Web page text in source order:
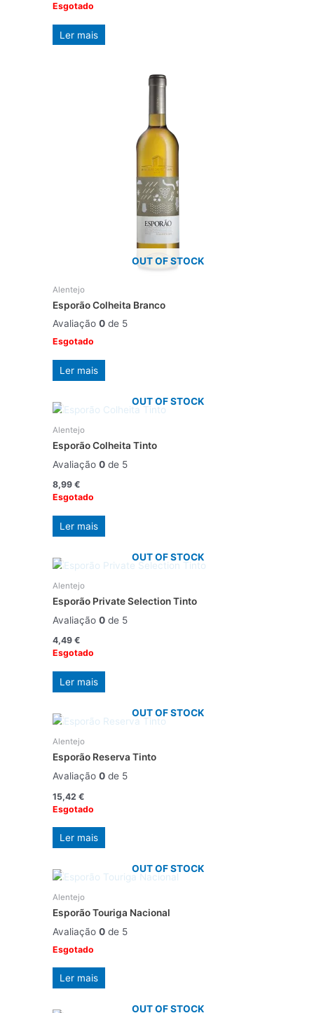
Esgotado
Ler mais
OUT OF STOCK
Alentejo
Esporão Colheita Branco
Avaliação 0de 5
Esgotado
Ler mais
OUT OF STOCK
Alentejo
Esporão Colheita Tinto
Avaliação 0de 5
8,99 €
Esgotado
Ler mais
OUT OF STOCK
Alentejo
Esporão Private Selection Tinto
Avaliação 0de 5
4,49 €
Esgotado
Ler mais
OUT OF STOCK
Alentejo
Esporão Reserva Tinto
Avaliação 0de 5
15,42 €
Esgotado
Ler mais
OUT OF STOCK
Alentejo
Esporão Touriga Nacional
Avaliação 0de 5
Esgotado
Ler mais
OUT OF STOCK